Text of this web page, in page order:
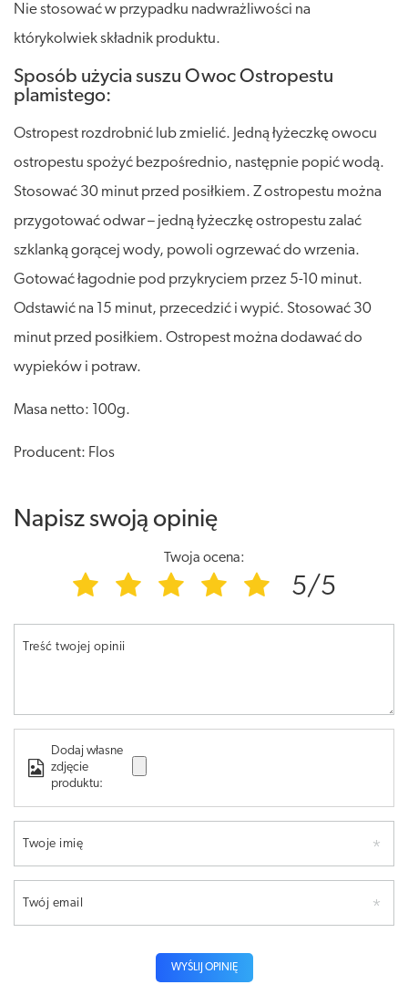
Nie stosować w przypadku nadwrażliwości na
którykolwiek składnik produktu.
Sposób użycia suszu Owoc Ostropestu
plamistego:
Ostropest rozdrobnić lub zmielić. Jedną łyżeczkę owocu
ostropestu spożyć bezpośrednio, następnie popić wodą.
Stosować 30 minut przed posiłkiem. Z ostropestu można
przygotować odwar – jedną łyżeczkę ostropestu zalać
szklanką gorącej wody, powoli ogrzewać do wrzenia.
Gotować łagodnie pod przykryciem przez 5-10 minut.
Odstawić na 15 minut, przecedzić i wypić. Stosować 30
minut przed posiłkiem. Ostropest można dodawać do
wypieków i potraw.
Masa netto: 100g.
Producent: Flos
Napisz swoją opinię
Twoja ocena:
5/5
Treść twojej opinii
Dodaj własne
zdjęcie
produktu:
Twoje imię
Twój email
WYŚLIJ OPINIĘ